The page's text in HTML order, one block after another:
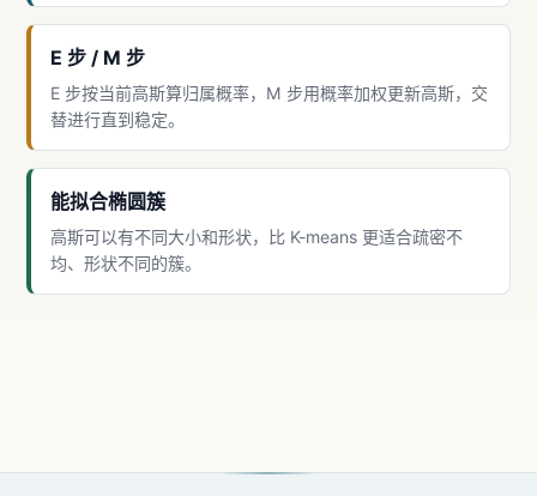
E 步 / M 步
E 步按当前高斯算归属概率，M 步用概率加权更新高斯，交
替进行直到稳定。
能拟合椭圆簇
高斯可以有不同大小和形状，比 K-means 更适合疏密不
均、形状不同的簇。